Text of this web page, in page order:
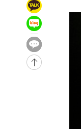
득표
-21385초 전 >
-14027초 전 >
-9392초 전 >
-9319초 전 >
-8591초 전 >
이강
'여긴 20
콜롬비아
튀르키